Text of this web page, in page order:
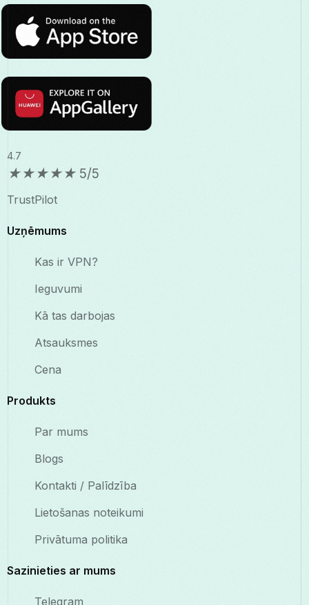
4.7
★★★★★ 5/5
TrustPilot
Uzņēmums
Kas ir VPN?
Ieguvumi
Kā tas darbojas
Atsauksmes
Cena
Produkts
Par mums
Blogs
Kontakti / Palīdzība
Lietošanas noteikumi
Privātuma politika
Sazinieties ar mums
Telegram